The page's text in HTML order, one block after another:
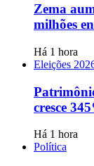
Zema
milhões
Há 1 hora
Eleições
cresce
Há 1 hora
Política